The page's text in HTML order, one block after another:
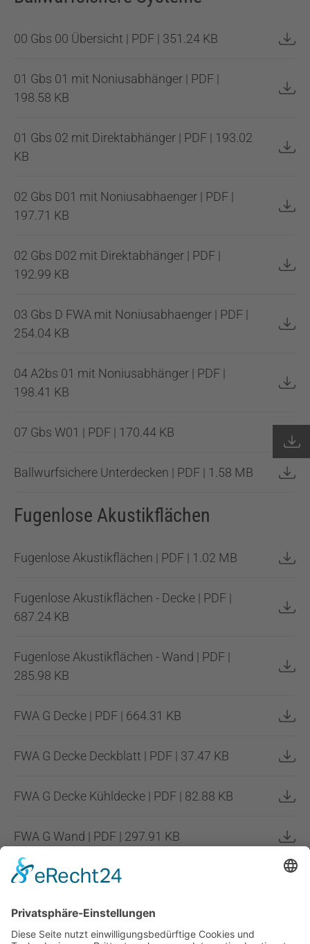
00 Gbs 00 Übersicht | PDF | 351.24 KB
01 Gbs 01 mit Noniusabhänger | PDF |
198.58 KB
01 Gbs 02 mit Direktabhänger | PDF | 193.02
KB
02 Gbs D01 mit Noniusabhaenger | PDF |
197.71 KB
02 Gbs D02 mit Direktabhänger | PDF |
192.99 KB
03 Gbs D FWA mit Noniusabhaenger | PDF |
254.04 KB
04 A2bs 01 mit Noniusabhänger | PDF |
198.41 KB
07 Gbs W01 | PDF | 170.44 KB
Ballwurfsichere Unterdecken | PDF | 1.58 MB
Fugenlose Akustikflächen
Fugenlose Akustikflächen | PDF | 1.02 MB
Fugenlose Akustikflächen - Decke | PDF |
687.24 KB
Fugenlose Akustikflächen - Wand | PDF |
285.98 KB
FWA G Decke | PDF | 664.31 KB
FWA G Decke Deckblatt | PDF | 37.47 KB
FWA G Decke Kühldecke | PDF | 82.88 KB
FWA G Wand | PDF | 297.91 KB
FWA G Wand Deckblatt | PDF | 38.91 KB